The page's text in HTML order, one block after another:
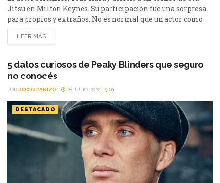
Jitsu en Milton Keynes. Su participación fue una sorpresa
para propios y extraños. No es normal que un actor como
Tom Hardy arriesgue su cuerpo fuera de un rodaje. Uno de
los protagonistas de Peaky Blinders se hizo presente en
Reino...
LEER MÁS
5 datos curiosos de Peaky Blinders que seguro
no conocés
POR ROCIO PANIZO 28 JULIO, 2022 0
DESTACADO